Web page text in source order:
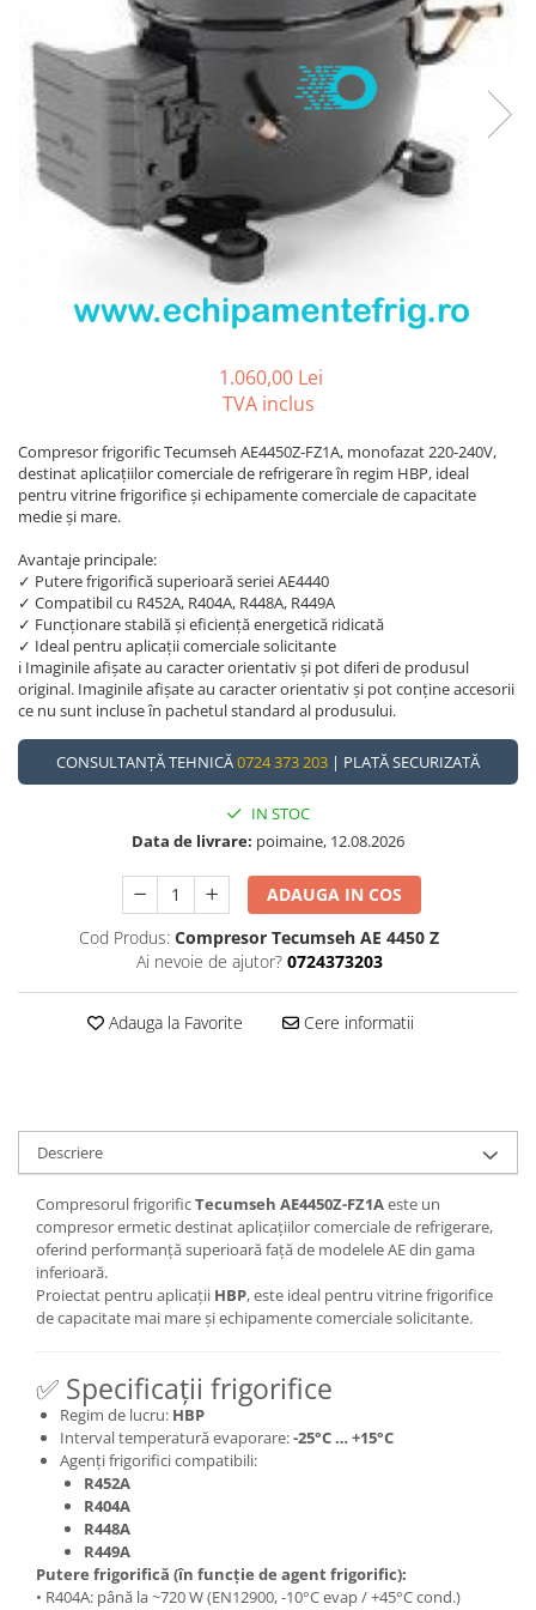
REZISTENTE DIGIVRARE
REZISTENTE SILICONICE
Uleiuri
Ventilatoare
Ventilatoare EbmPapst
Ventilatoare WEIGUANG
Ventilatoare turbina
VENTILATOARE AXIALE
Compresoare Cubigel R134a
Compresoare Cubigel R404a
Compresoare Jiaxipera
VAPORIZATOARE LU-VE
1.060,00 Lei
TVA inclus
Compresor frigorific Tecumseh AE4450Z-FZ1A, monofazat 220-240V,
destinat aplicațiilor comerciale de refrigerare în regim HBP, ideal
pentru vitrine frigorifice și echipamente comerciale de capacitate
medie și mare.
Avantaje principale:
✓ Putere frigorifică superioară seriei AE4440
✓ Compatibil cu R452A, R404A, R448A, R449A
✓ Funcționare stabilă și eficiență energetică ridicată
✓ Ideal pentru aplicații comerciale solicitante
ℹ️ Imaginile afișate au caracter orientativ și pot diferi de produsul
original. Imaginile afișate au caracter orientativ și pot conține accesorii
ce nu sunt incluse în pachetul standard al produsului.
CONSULTANȚĂ TEHNICĂ0724 373 203 | PLATĂ SECURIZATĂ
IN STOC
Data de livrare: poimaine, 12.08.2026
ADAUGA IN COS
Cod Produs: Compresor Tecumseh AE 4450 Z
Ai nevoie de ajutor? 0724373203
Adauga la Favorite Cere informatii
Descriere
Compresorul frigorificTecumseh AE4450Z-FZ1Aeste un
compresor ermetic destinat aplicațiilor comerciale de refrigerare,
oferind performanță superioară față de modelele AE din gama
inferioară.
Proiectat pentru aplicații HBP, este ideal pentru vitrine frigorifice
de capacitate mai mare și echipamente comerciale solicitante.
✅ Specificații frigorifice
Regim de lucru: HBP
Interval temperatură evaporare:-25°C … +15°C
Agenți frigorifici compatibili:
R452A
R404A
R448A
R449A
Putere frigorifică (în funcție de agent frigorific):
• R404A: până la ~720 W (EN12900, -10°C evap / +45°C cond.)